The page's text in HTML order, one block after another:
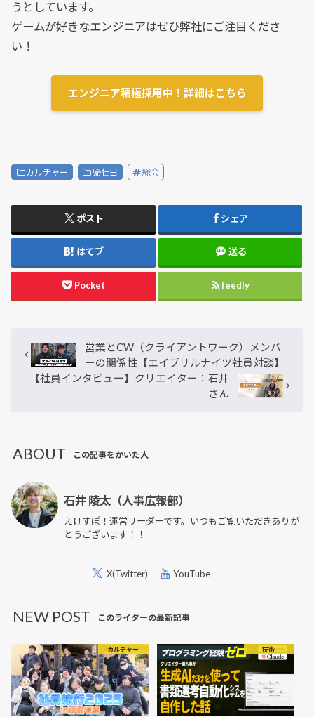
うとしています。
ゲームが好きなエンジニアはぜひ弊社にご注目くださ
い！
エンジニア積極採用中！詳細はこちら
カルチャー 帰社日 総会
ポスト シェア
はてブ 送る
Pocket feedly
営業とCW（クライアントワーク）メンバ
ーの関係性【エイプリルナイツ社員対談】
【社員インタビュー】クリエイター：石井
さん
ABOUT この記事をかいた人
石井 陵太（人事広報部）
えけすぽ！運営リーダーです。いつもご覧いただきありが
とうございます！！
X(Twitter) YouTube
NEW POST このライターの最新記事
カルチャー 技術